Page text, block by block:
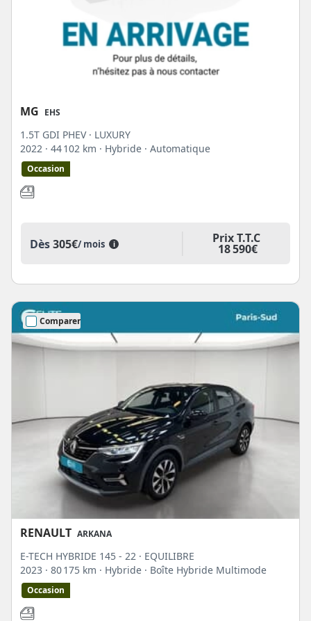
MG EHS
1.5T GDI PHEV · LUXURY
2022 · 44 102 km · Hybride · Automatique
Occasion
Dès305€/ mois i Prix T.T.C
18 590€
Comparer
RENAULT ARKANA
E-TECH HYBRIDE 145 - 22 · EQUILIBRE
2023 · 80 175 km · Hybride · Boîte Hybride Multimode
Occasion